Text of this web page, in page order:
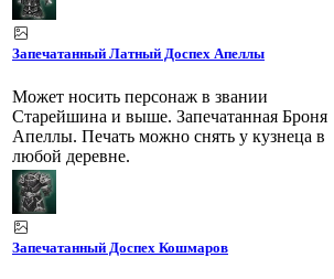
Запечатанный Латный Доспех Апеллы
Может носить персонаж в звании
Старейшина и выше. Запечатанная Броня
Апеллы. Печать можно снять у кузнеца в
любой деревне.
Запечатанный Доспех Кошмаров